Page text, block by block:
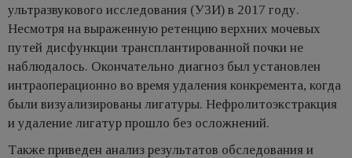
ультразвукового исследования (УЗИ) в 2017 году.
Несмотря на выраженную ретенцию верхних мочевых
путей дисфункции трансплантированной почки не
наблюдалось. Окончательно диагноз был установлен
интраоперационно во время удаления конкремента, когда
были визуализированы лигатуры. Нефролитоэкстракция
и удаление лигатур прошло без осложнений.
Также приведен анализ результатов обследования и